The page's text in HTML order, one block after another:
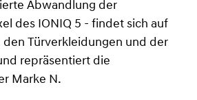
Abwandlung der
des IONIQ 5 - findet sich auf
Türverkleidungen und der
repräsentiert die
Marke N.